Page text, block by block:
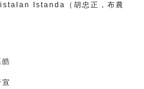
Istanda（胡忠正，布農
皓
宣